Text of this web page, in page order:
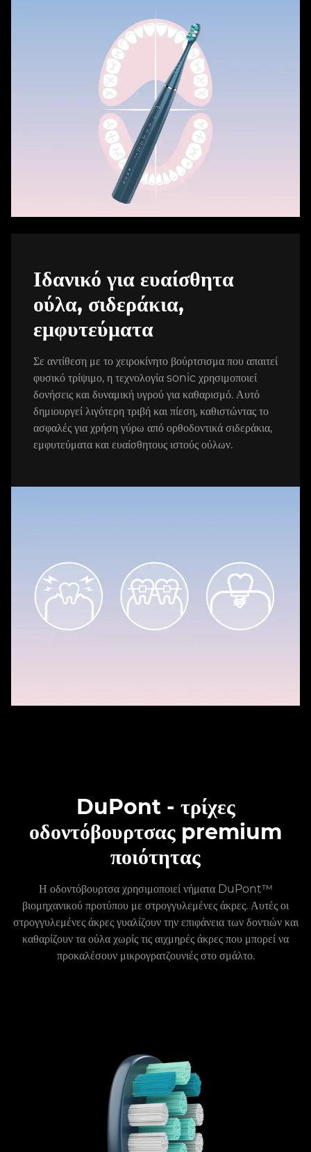
Ιδανικό για ευαίσθητα
ούλα, σιδεράκια,
εμφυτεύματα
Σε αντίθεση με το χειροκίνητο βούρτσισμα που απαιτεί
φυσικό τρίψιμο, η τεχνολογία sonic χρησιμοποιεί
δονήσεις και δυναμική υγρού για καθαρισμό. Αυτό
δημιουργεί λιγότερη τριβή και πίεση, καθιστώντας το
ασφαλές για χρήση γύρω από ορθοδοντικά σιδεράκια,
εμφυτεύματα και ευαίσθητους ιστούς ούλων.
DuPont - τρίχες
οδοντόβουρτσας premium
ποιότητας
Η οδοντόβουρτσα χρησιμοποιεί νήματα DuPont™
βιομηχανικού προτύπου με στρογγυλεμένες άκρες. Αυτές οι
στρογγυλεμένες άκρες γυαλίζουν την επιφάνεια των δοντιών και
καθαρίζουν τα ούλα χωρίς τις αιχμηρές άκρες που μπορεί να
προκαλέσουν μικρογρατζουνιές στο σμάλτο.